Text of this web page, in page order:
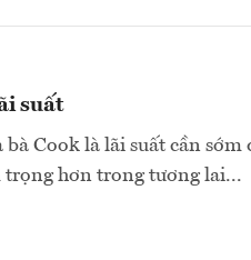
suất
Cook là lãi suất cần sớm
trọng hơn trong tương lai...